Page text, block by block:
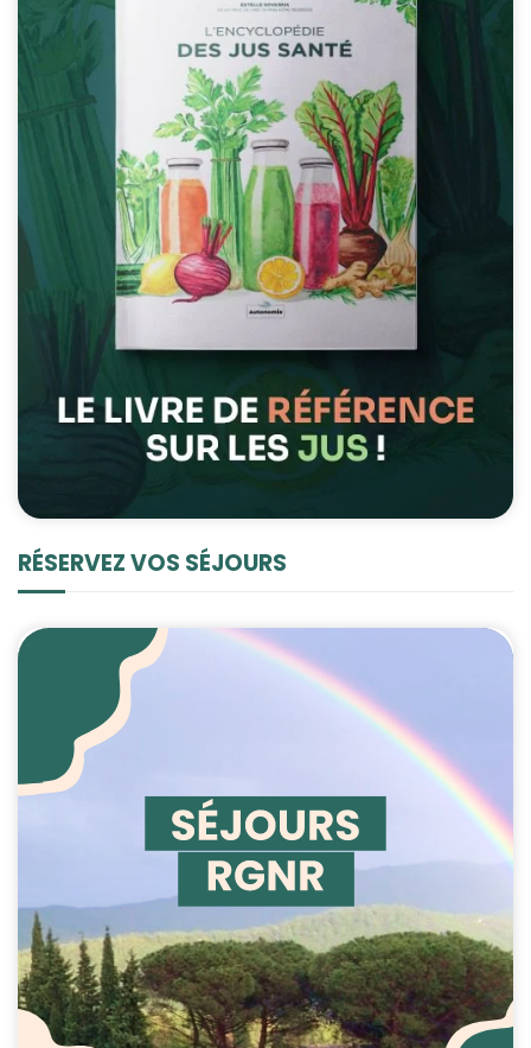
RÉSERVEZ VOS SÉJOURS
de votre visite.
Si vous refusez
ces cookies,
certaines
fonctionnalités
disparaîtront
du site Web.
Marketing
En partageant
votre intérêt et
comportement
lorsque vous
visitez notre
site, vous
augmentez les
chances de
contenu et des